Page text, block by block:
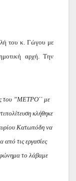
του κ. Γώγου με
αρχή. Την
του ”ΜΕΤΡΟ΄΄ με
κλήθηκε
Κατωπόδη να
από τις εργασίες
το λάβαμε